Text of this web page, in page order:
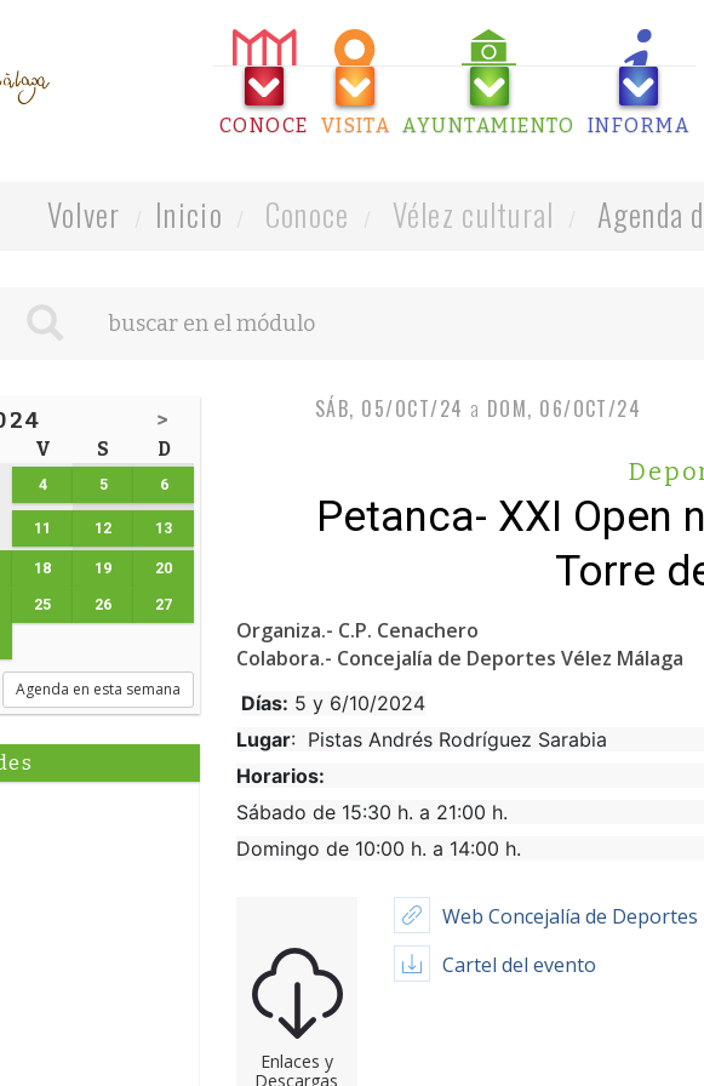
CONOCE VISITA AYUNTAMIENTO INFORMA
Volver Inicio Conoce Vélez cultural Agenda
>
V S D
4 5 6
11 12 13
18 19 20
25 26 27
Agenda en esta semana
SÁB, 05/OCT/24 a DOM, 06/OCT/24
Petanca- XXI Open
Torre
Organiza.- C.P. Cenachero
Colabora.- Concejalía de Deportes Vélez Málaga
Días: 5 y 6/10/2024
Lugar: Pistas Andrés Rodríguez Sarabia
Horarios:
Sábado de 15:30 h. a 21:00 h.
Domingo de 10:00 h. a 14:00 h.
Enlaces y
Descargas
Web Concejalía de Deportes
Cartel del evento